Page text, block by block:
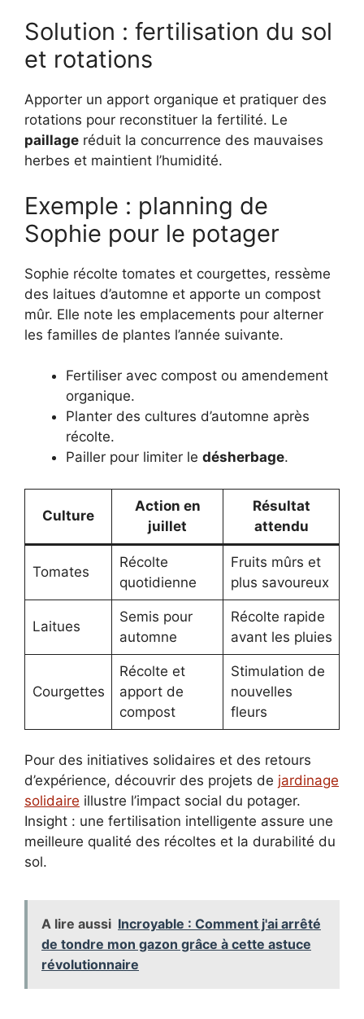
Solution : fertilisation du sol
et rotations
Apporter un apport organique et pratiquer des
rotations pour reconstituer la fertilité. Le
paillage réduit la concurrence des mauvaises
herbes et maintient l’humidité.
Exemple : planning de
Sophie pour le potager
Sophie récolte tomates et courgettes, ressème
des laitues d’automne et apporte un compost
mûr. Elle note les emplacements pour alterner
les familles de plantes l’année suivante.
Fertiliser avec compost ou amendement
organique.
Planter des cultures d’automne après
récolte.
Pailler pour limiter le désherbage.
Culture
Action en
juillet
Résultat
attendu
Tomates
Récolte
quotidienne
Fruits mûrs et
plus savoureux
Laitues
Semis pour
automne
Récolte rapide
avant les pluies
Courgettes
Récolte et
apport de
compost
Stimulation de
nouvelles
fleurs
Pour des initiatives solidaires et des retours
d’expérience, découvrir des projets de jardinage
solidaire illustre l’impact social du potager.
Insight : une fertilisation intelligente assure une
meilleure qualité des récoltes et la durabilité du
sol.
A lire aussi Incroyable : Comment j'ai arrêté
de tondre mon gazon grâce à cette astuce
révolutionnaire